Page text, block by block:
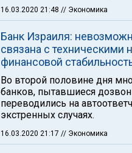
16.03.2020 21:48 // Экономика
Банк Израиля:
связана с техническими
финансовой
Во второй половине дня
банков, пытавшиеся
переводились на
экстренных случаях.
16.03.2020 21:17 // Экономика